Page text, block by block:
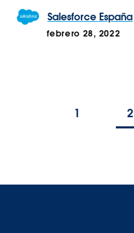
Salesforce España
febrero 28, 2022
1 2